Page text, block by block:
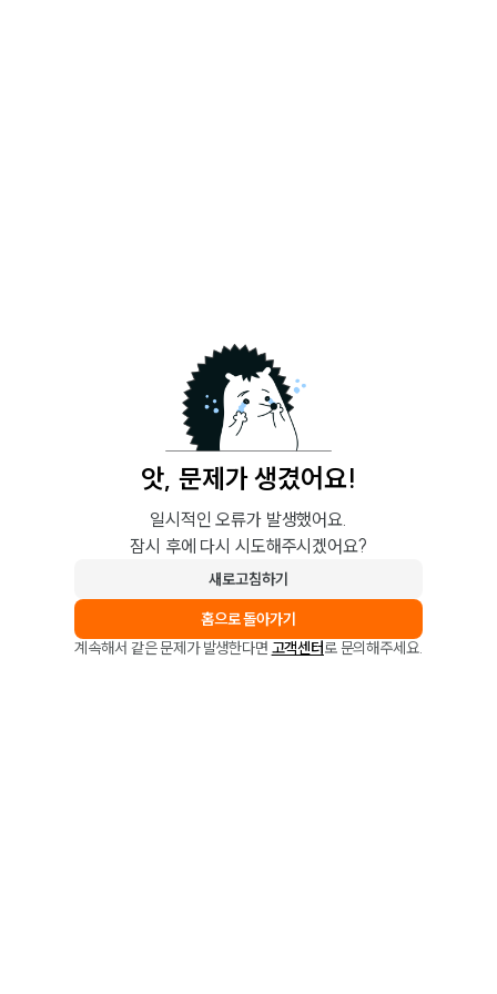
앗, 문제가 생겼어요!
일시적인 오류가 발생했어요.
잠시 후에 다시 시도해주시겠어요?
새로고침하기
홈으로 돌아가기
계속해서 같은 문제가 발생한다면 고객센터로 문의해주세요.